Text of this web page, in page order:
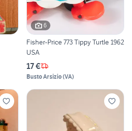
6
Fisher-Price 773 Tippy Turtle 1962
USA
17 €
Busto Arsizio(VA)